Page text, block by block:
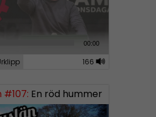
00:00
166
#107: En röd hummer